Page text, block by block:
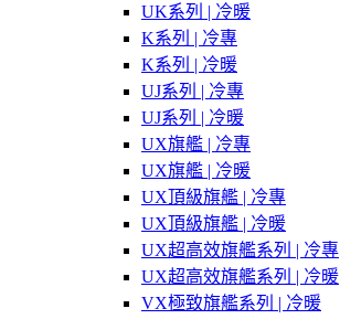
UK系列 | 冷暖
K系列 | 冷專
K系列 | 冷暖
UJ系列 | 冷專
UJ系列 | 冷暖
UX旗艦 | 冷專
UX旗艦 | 冷暖
UX頂級旗艦 | 冷專
UX頂級旗艦 | 冷暖
UX超高效旗艦系列 | 冷專
UX超高效旗艦系列 | 冷暖
VX極致旗艦系列 | 冷暖